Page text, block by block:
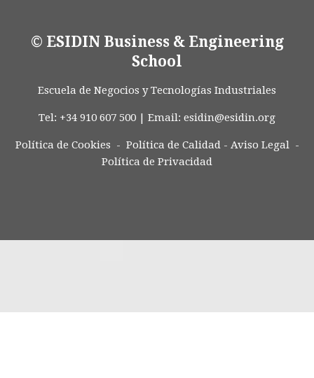
© ESIDIN Business & Engineering
School
Escuela de Negocios y Tecnologías Industriales
Tel: +34 910 607 500 | Email: esidin@esidin.org
Política de Cookies - Política de Calidad- Aviso Legal-
Política de Privacidad